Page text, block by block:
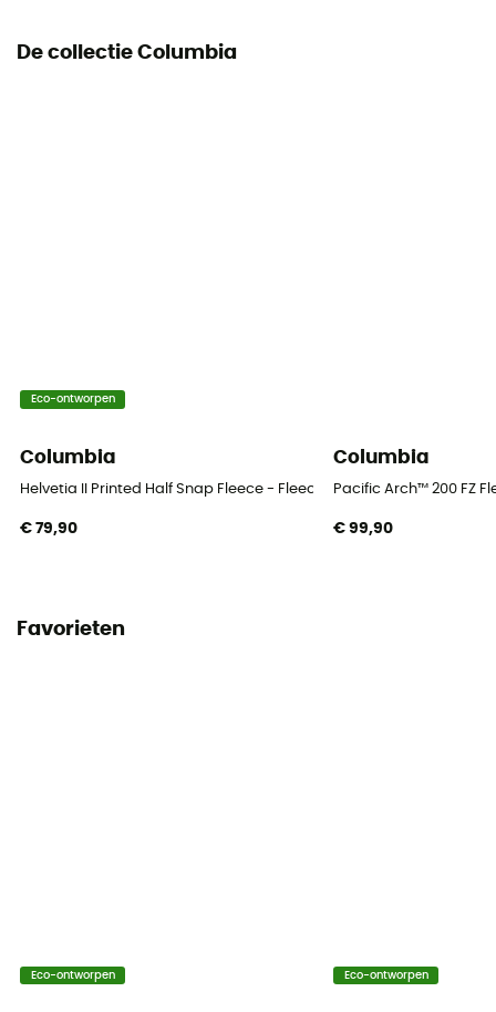
De collectie Columbia
Eco-ontworpen
Columbia
Helvetia II Printed Half Snap Fleece - Fleecevest - Heren
€ 79,90
Columbia
Pacific Arch™ 200 FZ
€ 99,90
Favorieten
Eco-ontworpen Eco-ontworpen